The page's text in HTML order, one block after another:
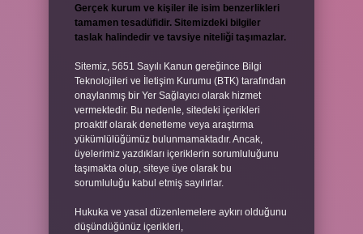
Gerçek kurum ve kişiler ile isim benzerlikleri
tamamen tesadüfidir. Sitemizdeki bilgiler
taslak halindedir ve tavsiye niteliği taşımazlar.
Sitemiz, 5651 Sayılı Kanun gereğince Bilgi
Teknolojileri ve İletişim Kurumu (BTK) tarafından
onaylanmış bir Yer Sağlayıcı olarak hizmet
vermektedir. Bu nedenle, sitedeki içerikleri
proaktif olarak denetleme veya araştırma
yükümlülüğümüz bulunmamaktadır. Ancak,
üyelerimiz yazdıkları içeriklerin sorumluluğunu
taşımakta olup, siteye üye olarak bu
sorumluluğu kabul etmiş sayılırlar.
Hukuka ve yasal düzenlemelere aykırı olduğunu
düşündüğünüz içerikleri,